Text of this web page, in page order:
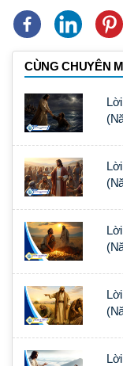
CÙNG CHUYÊN